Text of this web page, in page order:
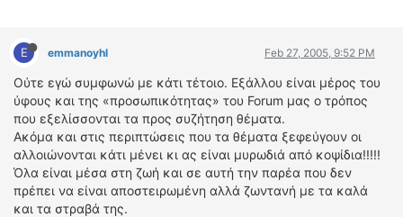
E emmanoyhl Feb 27, 2005, 9:52 PM
Ούτε εγώ συμφωνώ με κάτι τέτοιο. Εξάλλου είναι μέρος του
ύφους και της «προσωπικότητας» του Forum μας ο τρόπος
που εξελίσσονται τα προς συζήτηση θέματα.
Ακόμα και στις περιπτώσεις που τα θέματα ξεφεύγουν οι
αλλοιώνονται κάτι μένει κι ας είναι μυρωδιά από κοψίδια!!!!!
Όλα είναι μέσα στη ζωή και σε αυτή την παρέα που δεν
πρέπει να είναι αποστειρωμένη αλλά ζωντανή με τα καλά
και τα στραβά της.